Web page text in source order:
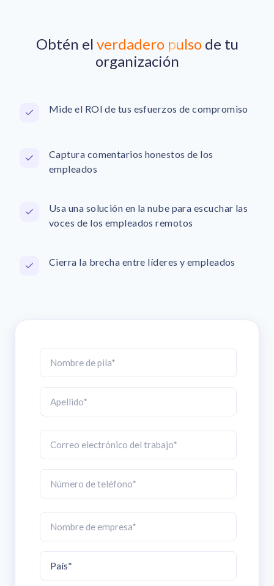
Obtén el verdadero pulsode tu
organización
Mide el ROI de tus esfuerzos de compromiso
Captura comentarios honestos de los
empleados
Usa una solución en la nube para escuchar las
voces de los empleados remotos
Cierra la brecha entre líderes y empleados